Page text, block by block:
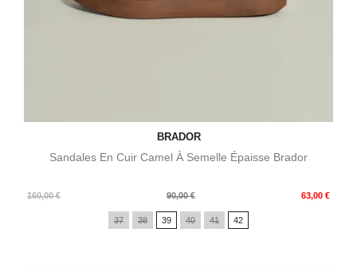
BRADOR
Sandales En Cuir Camel À Semelle Épaisse Brador
160,00 €
Prix
90,00 € 63,00 €
Prix
37 38 39 40 41 42